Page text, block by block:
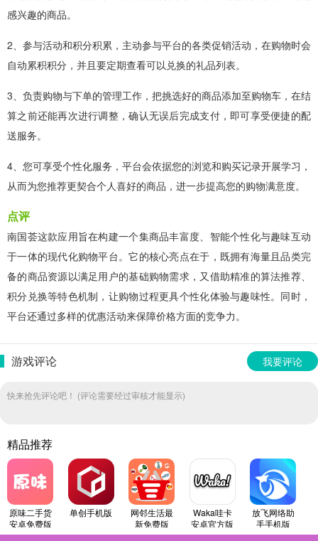
感兴趣的商品。
2、参与活动和积分积累，主动参与平台的各类促销活动，在购物时会
自动累积积分，并且要定期查看可以兑换的礼品列表。
3、负责购物与下单的管理工作，把挑选好的商品添加至购物车，在结
算之前还能再次进行调整，确认无误后完成支付，即可享受便捷的配
送服务。
4、您可享受个性化服务，平台会依据您的浏览和购买记录开展学习，
从而为您推荐更契合个人喜好的商品，进一步提高您的购物满意度。
点评
南国荟这款应用旨在构建一个集商品丰富度、智能个性化与趣味互动
于一体的现代化购物平台。它的核心亮点在于，既拥有海量且品类完
备的商品资源以满足用户的基础购物需求，又借助精准的算法推荐、
积分兑换等特色机制，让购物过程更具个性化体验与趣味性。同时，
平台还通过多样的优惠活动来保障价格方面的竞争力。
游戏评论 我要评论
快来抢先评论吧！ (评论需要经过审核才能显示)
精品推荐
原味二手货
安卓免费版
单创手机版
网邻生活最
新免费版
Waka哇卡
安卓官方版
放飞网络助
手手机版